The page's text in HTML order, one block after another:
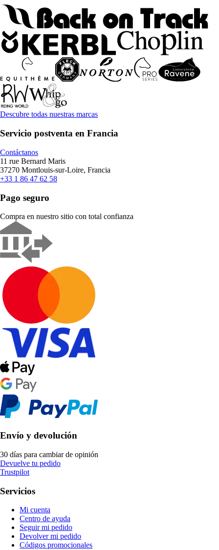
Descubre todas nuestras marcas
Servicio postventa en Francia
Contáctanos
11 rue Bernard Maris
37270 Montlouis-sur-Loire, Francia
+33 1 86 47 62 58
Pago seguro
Compra en nuestro sitio con total confianza
Envío y devolución
30 días para cambiar de opinión
Devuelve tu pedido
Trustpilot
Servicios
Mi cuenta
Centro de ayuda
Seguir mi pedido
Devolver mi pedido
Códigos promocionales